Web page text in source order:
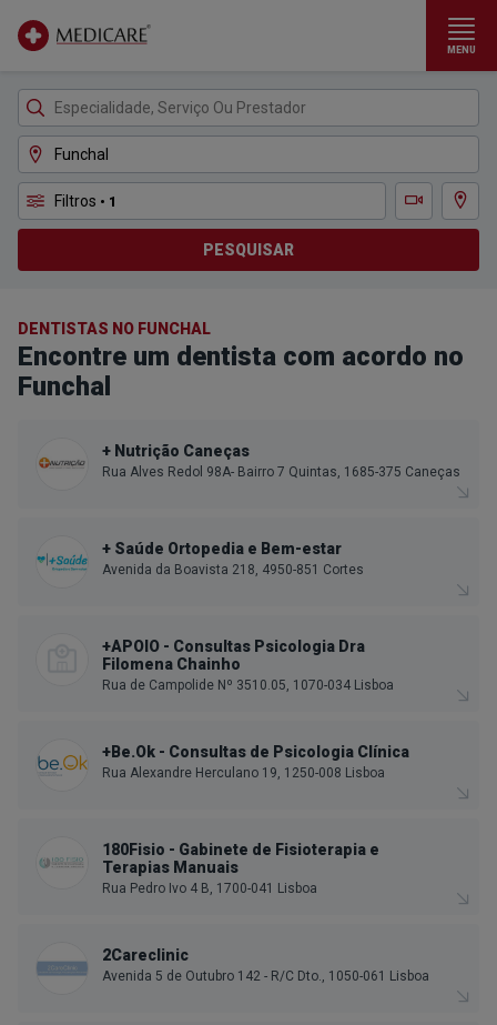
MENU
Filtros • 1
Teleconsulta
Ver
PESQUISAR
DENTISTAS NO FUNCHAL
Encontre um dentista com acordo no
Funchal
+ Nutrição Caneças
Rua Alves Redol 98A- Bairro 7 Quintas, 1685-375 Caneças
+ Saúde Ortopedia e Bem-estar
Avenida da Boavista 218, 4950-851 Cortes
+APOIO - Consultas Psicologia Dra
Filomena Chainho
Rua de Campolide Nº 3510.05, 1070-034 Lisboa
+Be.Ok - Consultas de Psicologia Clínica
Rua Alexandre Herculano 19, 1250-008 Lisboa
180Fisio - Gabinete de Fisioterapia e
Terapias Manuais
Rua Pedro Ivo 4 B, 1700-041 Lisboa
2Careclinic
Avenida 5 de Outubro 142 - R/C Dto., 1050-061 Lisboa